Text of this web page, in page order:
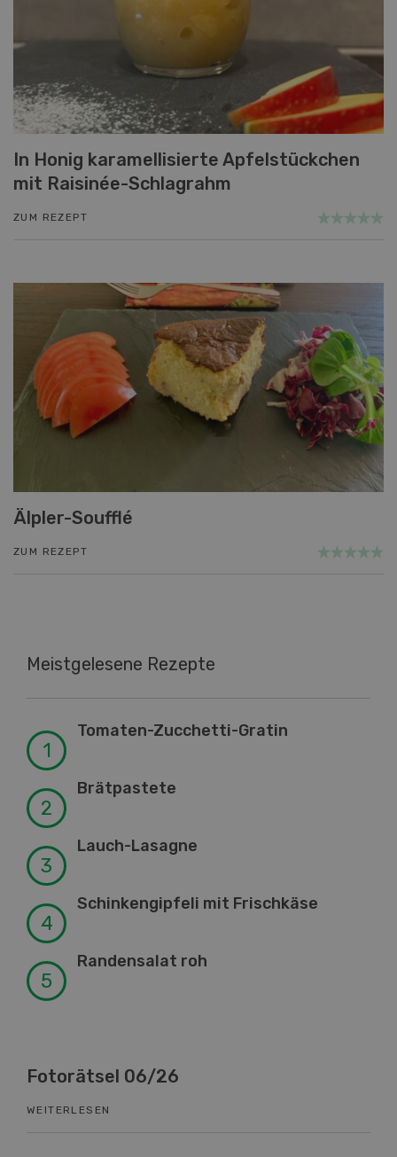
In Honig karamellisierte Apfelstückchen
mit Raisinée-Schlagrahm
ZUM REZEPT
Älpler-Soufflé
ZUM REZEPT
Meistgelesene Rezepte
Tomaten-Zucchetti-Gratin
Brätpastete
Lauch-Lasagne
Schinkengipfeli mit Frischkäse
Randensalat roh
Fotorätsel 06/26
WEITERLESEN